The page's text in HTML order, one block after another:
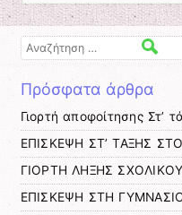
Αναζήτηση
Πρόσφατα άρθρα
Γιορτή αποφοίτησης Στ’
ΕΠΙΣΚΕΨΗ ΣΤ’ ΤΑΞΗΣ
ΓΙΟΡΤΗ ΛΗΞΗΣ
ΕΠΙΣΚΕΨΗ ΣΤΗ